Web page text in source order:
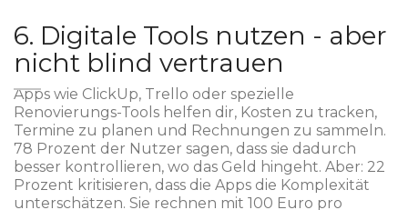
6. Digitale Tools nutzen - aber
nicht blind vertrauen
Apps wie ClickUp, Trello oder spezielle
Renovierungs-Tools helfen dir, Kosten zu tracken,
Termine zu planen und Rechnungen zu sammeln.
78 Prozent der Nutzer sagen, dass sie dadurch
besser kontrollieren, wo das Geld hingeht. Aber: 22
Prozent kritisieren, dass die Apps die Komplexität
unterschätzen. Sie rechnen mit 100 Euro pro